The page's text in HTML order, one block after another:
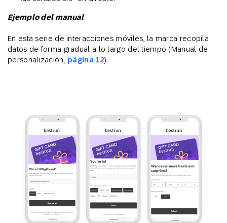
Ejemplo del manual
En esta serie de interacciones móviles, la marca recopila
datos de forma gradual a lo largo del tiempo (Manual de
personalización, página 12).